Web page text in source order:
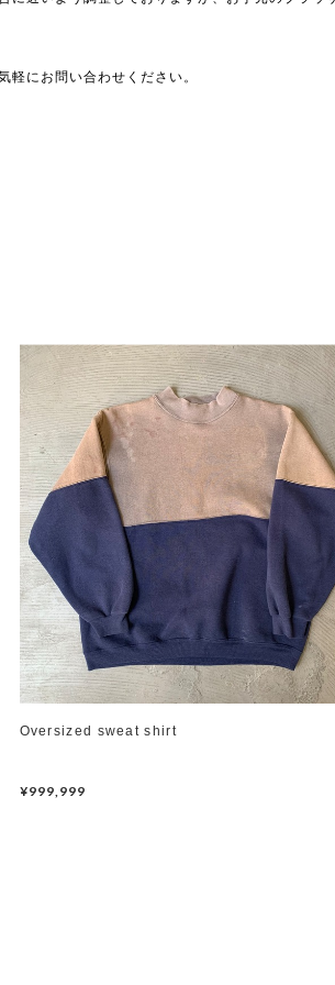
軽にお問い合わせください。
Oversized sweat shirt
¥999,999